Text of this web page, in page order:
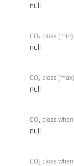
null
CO₂ class (min)
null
CO₂ class (max)
null
CO₂ class
null
CO₂ class